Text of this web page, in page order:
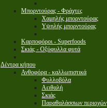
Μπορντούρας - Φράχτες
Χαμηλής μπορντούρας
Υψηλής μπορντούρας
Καρποφόροι - Superfoods
Σκιάς - Οξύφυλλα φυτά
Δέντρα κήπου
Ανθοφόρα - καλλωπιστικά
Φυλλοβόλα
Αειθαλή
Σκιάς
Παραθαλάσσιων περιοχών